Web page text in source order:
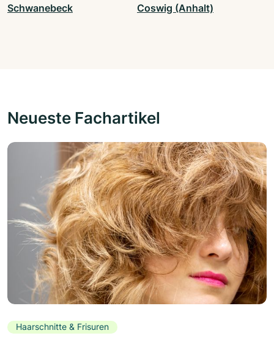
Schwanebeck Coswig (Anhalt)
Neueste Fachartikel
Haarschnitte & Frisuren